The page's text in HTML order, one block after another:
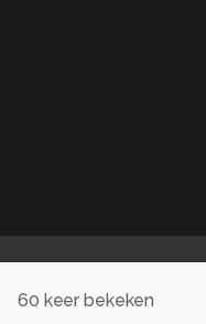
60 keer bekeken